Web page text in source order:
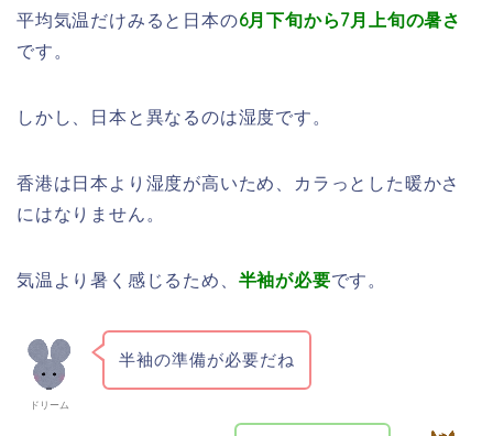
平均気温だけみると日本の6月下旬から7月上旬の暑さ
です。
しかし、日本と異なるのは湿度です。
香港は日本より湿度が高いため、カラっとした暖かさ
にはなりません。
気温より暑く感じるため、 半袖が必要です。
ドリーム
半袖の準備が必要だね